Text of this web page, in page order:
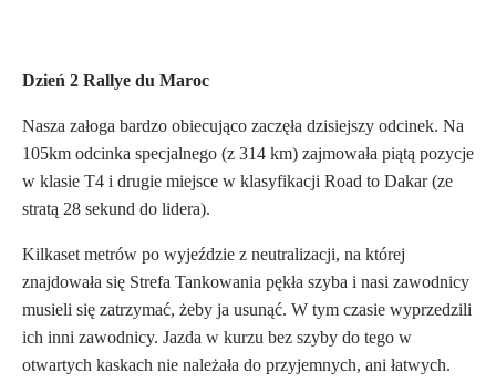
Dzień 2 Rallye du Maroc
Nasza załoga bardzo obiecująco zaczęła dzisiejszy odcinek. Na
105km odcinka specjalnego (z 314 km) zajmowała piątą pozycje
w klasie T4 i drugie miejsce w klasyfikacji Road to Dakar (ze
stratą 28 sekund do lidera).
Kilkaset metrów po wyjeździe z neutralizacji, na której
znajdowała się Strefa Tankowania pękła szyba i nasi zawodnicy
musieli się zatrzymać, żeby ja usunąć. W tym czasie wyprzedzili
ich inni zawodnicy. Jazda w kurzu bez szyby do tego w
otwartych kaskach nie należała do przyjemnych, ani łatwych.